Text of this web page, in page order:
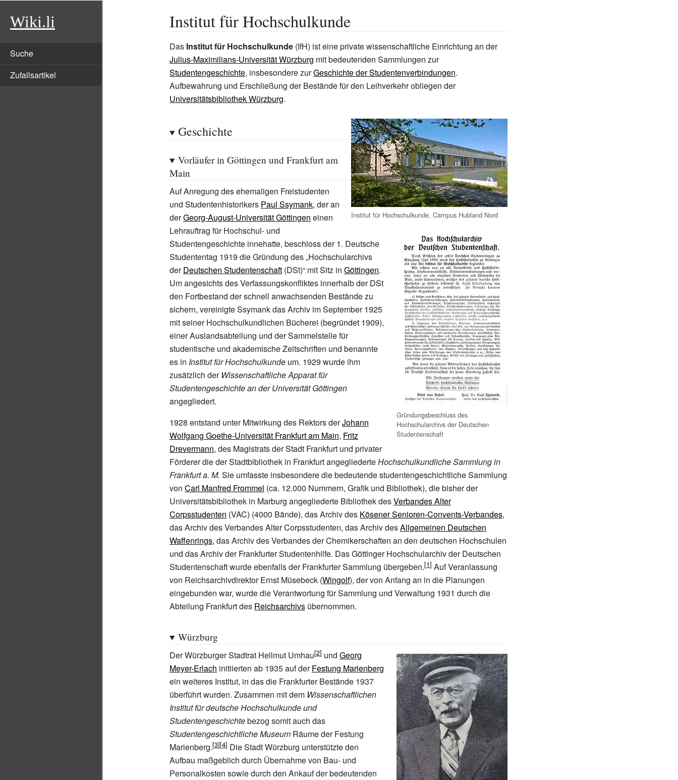
Wiki.li
Suche
Zufallsartikel
Institut für Hochschulkunde
Das Institut für Hochschulkunde (IfH) ist eine private wissenschaftliche Einrichtung an der
Julius-Maximilians-Universität Würzburg mit bedeutenden Sammlungen zur
Studentengeschichte, insbesondere zurGeschichte der Studentenverbindungen.
Aufbewahrung und Erschließung der Bestände für den Leihverkehr obliegen der
Universitätsbibliothek Würzburg.
Institut für Hochschulkunde, Campus Hubland Nord
Geschichte
Vorläufer in Göttingen und Frankfurt am
Main
Gründungsbeschluss des
Hochschularchivs der Deutschen
Studentenschaft
Auf Anregung des ehemaligen Freistudenten
und Studentenhistorikers Paul Ssymank, der an
derGeorg-August-Universität Göttingen einen
Lehrauftrag für Hochschul- und
Studentengeschichte innehatte, beschloss der 1. Deutsche
Studententag 1919 die Gründung des „Hochschularchivs
derDeutschen Studentenschaft (DSt)“ mit Sitz in Göttingen.
Um angesichts des Verfassungskonfliktes innerhalb der DSt
den Fortbestand der schnell anwachsenden Bestände zu
sichern, vereinigte Ssymank das Archiv im September 1925
mit seiner Hochschulkundlichen Bücherei (begründet 1909),
einer Auslandsabteilung und der Sammelstelle für
studentische und akademische Zeitschriften und benannte
es in Institut für Hochschulkunde um. 1929 wurde ihm
zusätzlich der Wissenschaftliche Apparat für
Studentengeschichte an der Universität Göttingen
angegliedert.
1928 entstand unter Mitwirkung des Rektors derJohann
Wolfgang Goethe-Universität Frankfurt am Main, Fritz
Drevermann, des Magistrats der Stadt Frankfurt und privater
Förderer die der Stadtbibliothek in Frankfurt angegliederteHochschulkundliche Sammlung in
Frankfurt a. M. Sie umfasste insbesondere die bedeutende studentengeschichtliche Sammlung
von Carl Manfred Frommel (ca. 12.000 Nummern, Grafik und Bibliothek), die bisher der
Universitätsbibliothek in Marburg angegliederte Bibliothek desVerbandes Alter
Corpsstudenten (VAC) (4000 Bände), das Archiv des Kösener Senioren-Convents-Verbandes,
das Archiv des Verbandes Alter Corpsstudenten, das Archiv desAllgemeinen Deutschen
Waffenrings, das Archiv des Verbandes der Chemikerschaften an den deutschen Hochschulen
und das Archiv der Frankfurter Studentenhilfe. Das Göttinger Hochschularchiv der Deutschen
Studentenschaft wurde ebenfalls der Frankfurter Sammlung übergeben.
Auf Veranlassung
von Reichsarchivdirektor Ernst Müsebeck (Wingolf), der von Anfang an in die Planungen
eingebunden war, wurde die Verantwortung für Sammlung und Verwaltung 1931 durch die
Abteilung Frankfurt des Reichsarchivs übernommen.
Würzburg
Der Würzburger Stadtrat Hellmut Umhau und Georg
Meyer-Erlach initiierten ab 1935 auf derFestung Marienberg
ein weiteres Institut, in das die Frankfurter Bestände 1937
überführt wurden. Zusammen mit dem Wissenschaftlichen
Institut für deutsche Hochschulkunde und
Studentengeschichtebezog somit auch das
Studentengeschichtliche Museum Räume der Festung
Marienberg.
Die Stadt Würzburg unterstützte den
Aufbau maßgeblich durch Übernahme von Bau- und
Personalkosten sowie durch den Ankauf der bedeutenden